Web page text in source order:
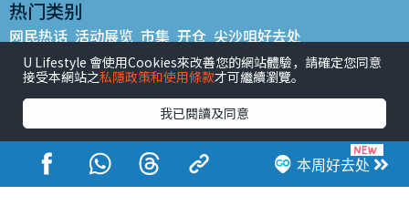
本周好去处
热门类别
网民热话 活动展览 市集 开仓 尖沙咀好去处
铜锣湾好去处 元朗好去处 荃湾好去处 旺角好去处 社会
餐厅情报 户外郊游
热门标签
#UGO揾好去处 #人气活动推介 #美食社群热话
#亲子玩乐好去处
#ULifestyle应用程式
#限时抢
#UJetso礼物放送
#ULifestyle商户中心 #著数 #网络热话
U Lifestyle 會使用Cookies來改善您的網站體驗，請確定您同意
接受本網站之私隱政策和使用條款才可繼續瀏覽。
我已閱讀及同意